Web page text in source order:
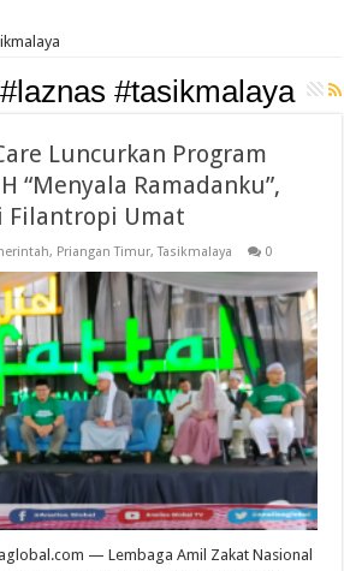
#laznas #tasikmalaya
Luncurkan Program
“Menyala Ramadanku”,
Filantropi Umat
, Priangan Timur,Tasikmalaya 0
— Lembaga Amil Zakat Nasional